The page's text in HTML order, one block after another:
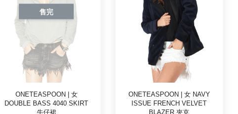
售完
ONETEASPOON | 女
DOUBLE BASS 4040 SKIRT
牛仔裙
ONETEASPOON | 女 NAVY
ISSUE FRENCH VELVET
BLAZER 夾克